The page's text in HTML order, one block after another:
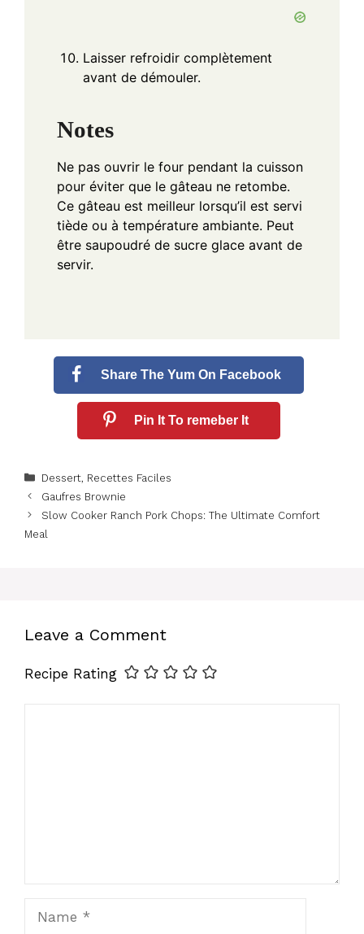
Laisser refroidir complètement
avant de démouler.
Notes
Ne pas ouvrir le four pendant la cuisson
pour éviter que le gâteau ne retombe.
Ce gâteau est meilleur lorsqu’il est servi
tiède ou à température ambiante. Peut
être saupoudré de sucre glace avant de
servir.
Share The Yum On Facebook
Pin It To remeber It
Categories
Dessert, Recettes Faciles
Gaufres Brownie
Slow Cooker Ranch Pork Chops: The Ultimate Comfort
Meal
Leave a Comment
Recipe Rating